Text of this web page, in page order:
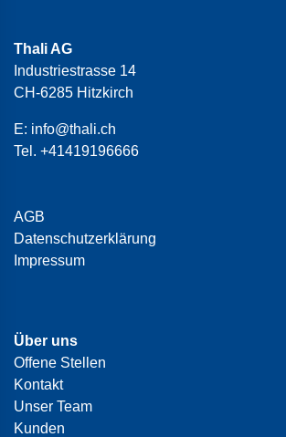
Thali AG
Industriestrasse 14
CH-6285 Hitzkirch
E: info@thali.ch
Tel. +41419196666
AGB
Datenschutzerklärung
Impressum
Über uns
Offene Stellen
Kontakt
Unser Team
Kunden